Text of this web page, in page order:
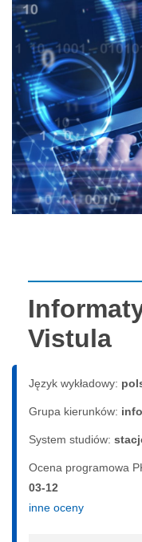
Vistula
Język wykładowy:
Grupa kierunków:
System studiów:
Ocena programowa
03-12
inne oceny